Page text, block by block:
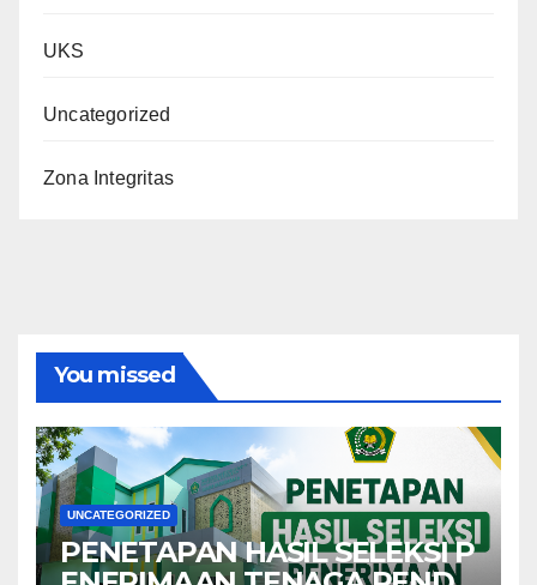
UKS
Uncategorized
Zona Integritas
You missed
UNCATEGORIZED
PENETAPAN HASIL SELEKSI P